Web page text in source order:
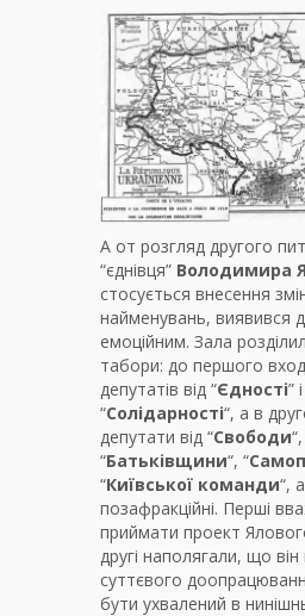
А от розгляд другого
“єднівця” Володимира
стосується внесення
найменувань, виявився
емоційним. Зала
табори: до першого
депутатів від “Єдності” і
“Солідарності“, а в
депутати від “Свободи“,
“Батьківщини“, “
“Київської команди“,
позафракційні. Перші
приймати проект
другі наполягали, що
суттєвого
бути ухвалений в